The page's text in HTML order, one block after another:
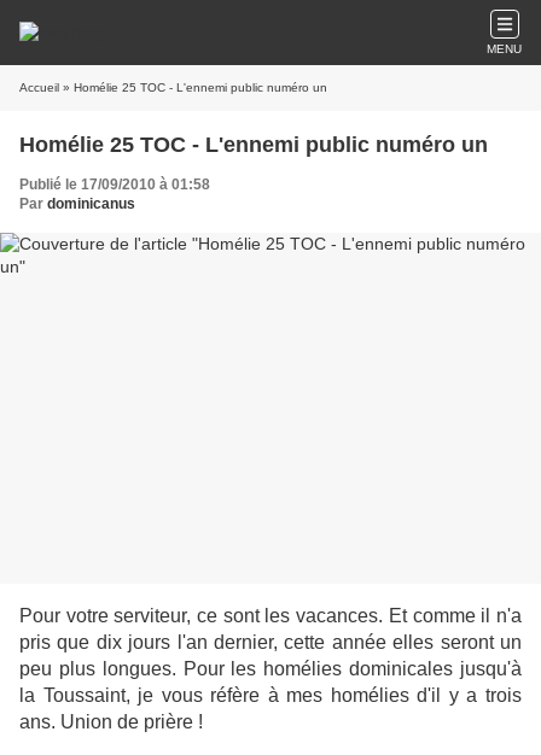
MENU
Accueil » Homélie 25 TOC - L'ennemi public numéro un
Homélie 25 TOC - L'ennemi public numéro un
Publié le 17/09/2010 à 01:58
Par dominicanus
Pour votre serviteur, ce sont les vacances. Et comme il n'a
pris que dix jours l'an dernier, cette année elles seront un
peu plus longues. Pour les homélies dominicales jusqu'à
la Toussaint, je vous réfère à mes homélies d'il y a trois
ans. Union de prière !